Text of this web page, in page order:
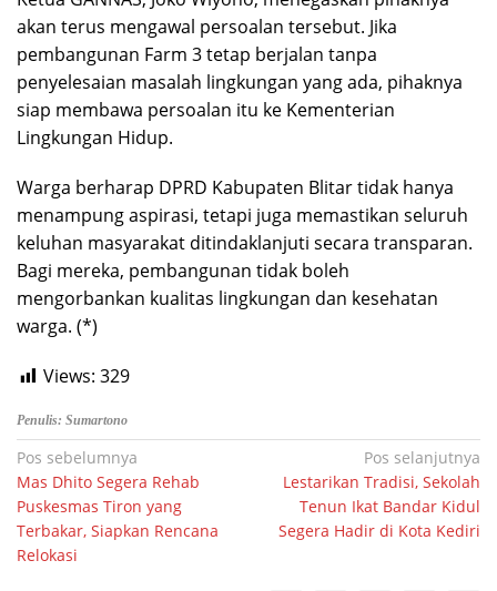
akan terus mengawal persoalan tersebut. Jika
pembangunan Farm 3 tetap berjalan tanpa
penyelesaian masalah lingkungan yang ada, pihaknya
siap membawa persoalan itu ke Kementerian
Lingkungan Hidup.
Warga berharap DPRD Kabupaten Blitar tidak hanya
menampung aspirasi, tetapi juga memastikan seluruh
keluhan masyarakat ditindaklanjuti secara transparan.
Bagi mereka, pembangunan tidak boleh
mengorbankan kualitas lingkungan dan kesehatan
warga. (*)
Views: 329
Penulis: Sumartono
Navigasi
pos
Pos sebelumnya
Mas Dhito Segera Rehab
Puskesmas Tiron yang
Terbakar, Siapkan Rencana
Relokasi
Pos selanjutnya
Lestarikan Tradisi, Sekolah
Tenun Ikat Bandar Kidul
Segera Hadir di Kota Kediri